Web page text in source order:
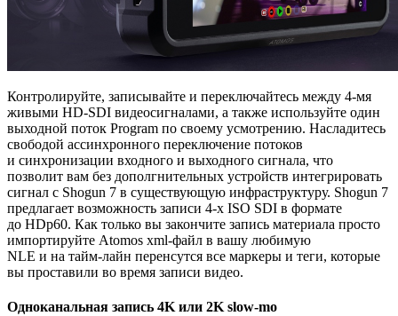
Контролируйте, записывайте и переключайтесь между 4-мя
живыми HD-SDI видеосигналами, а также используйте один
выходной поток Program по своему усмотрению. Насладитесь
свободой ассинхронного переключение потоков
и синхронизации входного и выходного сигнала, что
позволит вам без дополгнительных устройств интегрировать
сигнал с Shogun 7 в существующую инфраструктуру. Shogun 7
предлагает возможность записи 4-х ISO SDI в формате
до HDp60. Как только вы закончите запись материала просто
импортируйте Atomos xml-файл в вашу любимую
NLE и на тайм-лайн перенсутся все маркеры и теги, которые
вы проставили во время записи видео.
Одноканальная запись 4K или 2K slow-mo